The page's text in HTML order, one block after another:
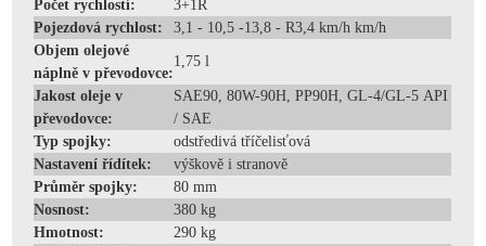
Počet rychlostí:
3+1R
Pojezdová rychlost:
3,1 - 10,5 -13,8 - R3,4 km/h km/h
Objem olejové
náplně v převodovce:
1,75 l
Jakost oleje v
převodovce:
SAE90, 80W-90H, PP90H, GL-4/GL-5 API
/ SAE
Typ spojky:
odstředivá tříčelisťová
Nastavení řídítek:
výškově i stranově
Průměr spojky:
80 mm
Nosnost:
380 kg
Hmotnost:
290 kg